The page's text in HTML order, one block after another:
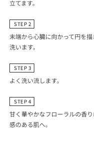
立てます。
STEP 2
末端から心臓に向かって円を
洗います。
STEP 3
よく洗い流します。
STEP 4
甘く華やかなフローラルの香
感のある肌へ。